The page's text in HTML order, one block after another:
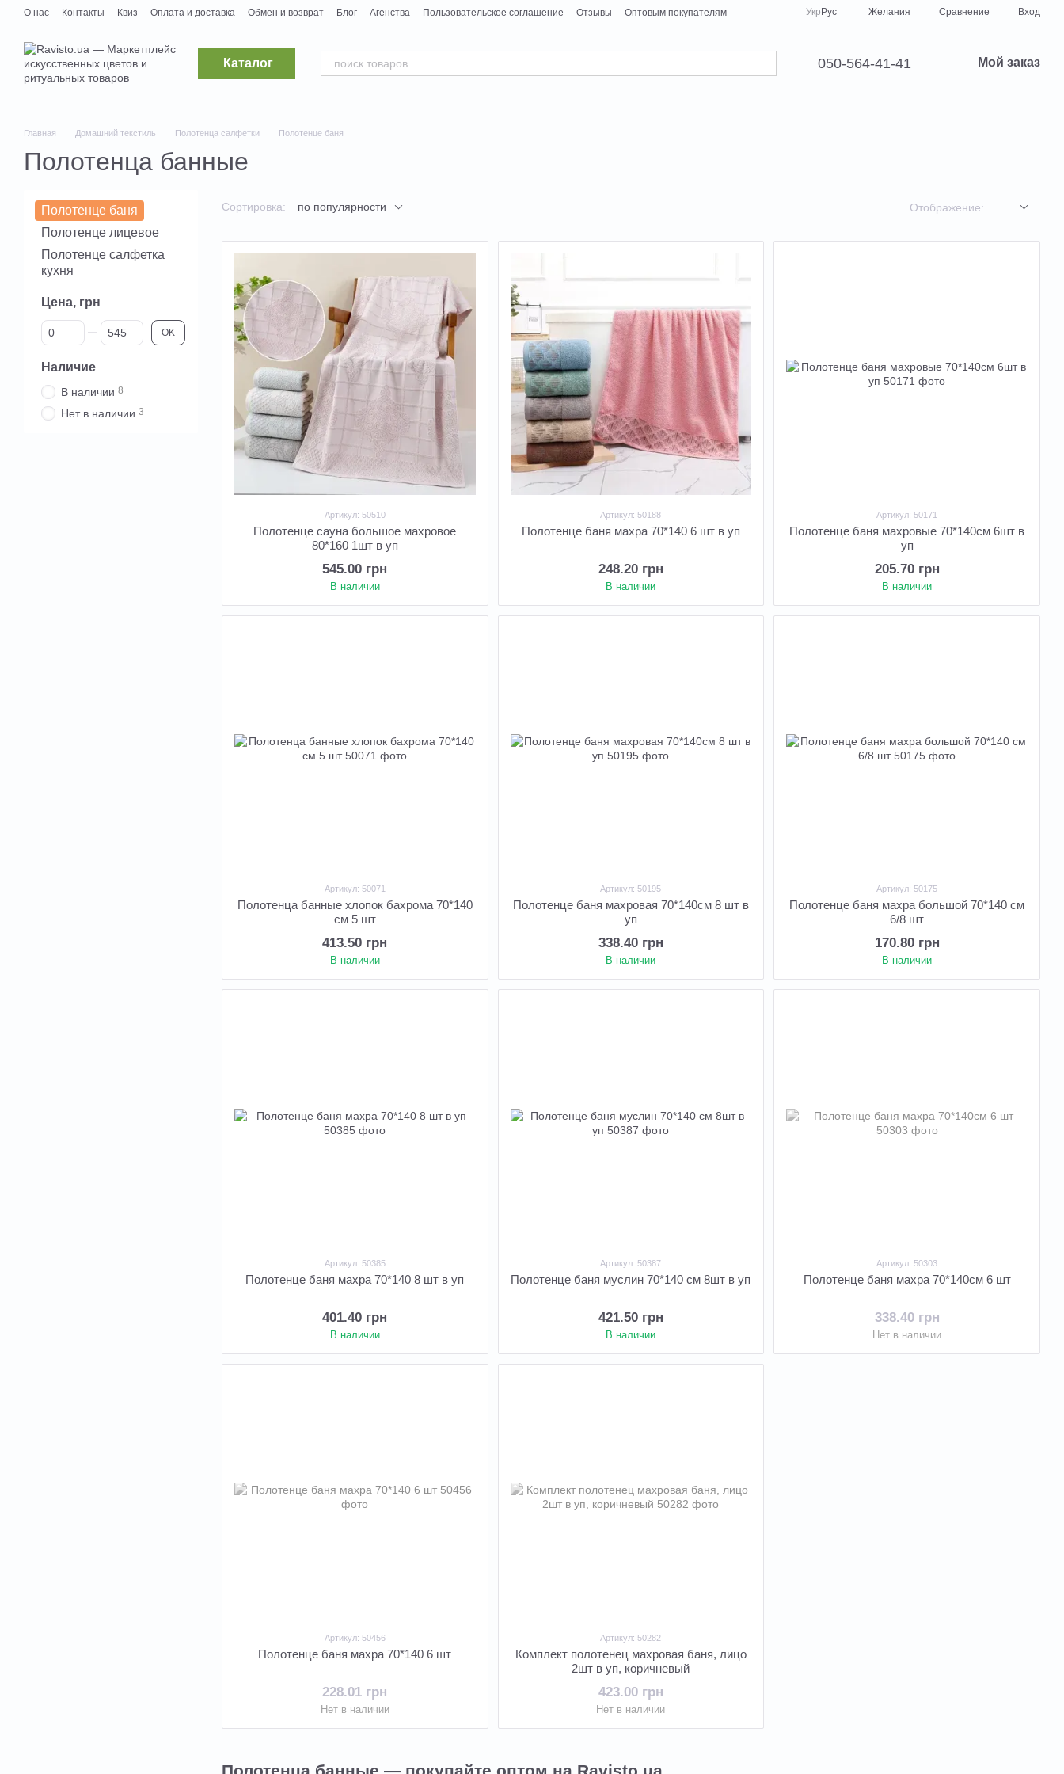
Перейти к основному контенту
О нас Контакты Квиз Оплата и доставка Обмен и возврат Блог Агенства Пользовательское соглашение Отзывы
Оптовым покупателям
Укр Рус Желания Сравнение Вход
Каталог 050-564-41-41 Мой заказ
Главная Домашний текстиль Полотенца салфетки Полотенце баня
Полотенца банные
Сортировка: по популярности Отображение:
Полотенца банные — покупайте оптом на Ravisto.ua
Артикул: 50510
Полотенце сауна большое махровое
80*160 1шт в уп
545.00 грн
В наличии
Артикул: 50188
Полотенце баня махра 70*140 6 шт в уп
248.20 грн
В наличии
Артикул: 50171
Полотенце баня махровые 70*140см 6шт в
уп
205.70 грн
В наличии
Артикул: 50071
Полотенца банные хлопок бахрома 70*140
см 5 шт
413.50 грн
В наличии
Артикул: 50195
Полотенце баня махровая 70*140см 8 шт в
уп
338.40 грн
В наличии
Артикул: 50175
Полотенце баня махра большой 70*140 см
6/8 шт
170.80 грн
В наличии
Артикул: 50385
Полотенце баня махра 70*140 8 шт в уп
401.40 грн
В наличии
Артикул: 50387
Полотенце баня муслин 70*140 см 8шт в уп
421.50 грн
В наличии
Артикул: 50303
Полотенце баня махра 70*140см 6 шт
338.40 грн
Нет в наличии
Артикул: 50456
Полотенце баня махра 70*140 6 шт
228.01 грн
Нет в наличии
Артикул: 50282
Комплект полотенец махровая баня, лицо
2шт в уп, коричневый
423.00 грн
Нет в наличии
Полотенце баня
Полотенце лицевое
Полотенце салфетка
кухня
Цена, грн
От Цена, грн
До Цена, грн OK
Наличие
В наличии 8
Нет в наличии 3